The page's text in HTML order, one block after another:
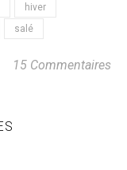
hiver
salé
15 Commentaires